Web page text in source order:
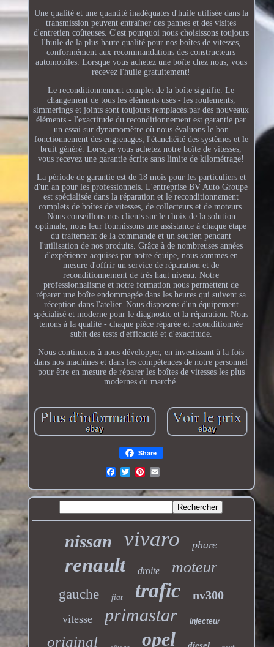
Une qualité et une quantité inadéquates d'huile utilisée dans la
transmission peuvent entraîner des pannes et des visites
d'entretien coûteuses. C'est pourquoi nous choisissons toujours
l'huile de la plus haute qualité pour nos boîtes de vitesses,
conformément aux recommandations des constructeurs
automobiles. Lorsque vous achetez une boîte chez nous, vous
recevez l'huile gratuitement!
Le reconditionnement complet de la boîte signifie. Le
changement de tous les éléments usés - les roulements,
simmerings et joints sont toujours remplacés par des nouveaux
éléments - l'exactitude du reconditionnement est garantie par
un essai sur dynamomètre où nous évaluons le bon
fonctionnement des engrenages, l'étanchéité des systèmes et le
bruit généré. Lorsque vous achetez notre boîte de vitesses,
vous recevez une garantie écrite sans limite de kilométrage!
La période de garantie est de 18 mois pour les particuliers et
d'un an pour les professionnels. L'entreprise BV Auto Groupe
est spécialisée dans la réparation et le reconditionnement
complets de boîtes de vitesses, de collecteurs et de moteurs.
Nous conseillons nos clients sur le choix de la solution
optimale, nous leur fournissons une assistance à chaque étape
du traitement de la commande et un soutien pendant
l'utilisation de nos produits. Grâce à de nombreuses années
d'expérience acquises par notre équipe, nous sommes en
mesure d'offrir un service de réparation et de
reconditionnement de très haut niveau. Notre
professionnalisme et notre formation nous permettent de
réparer une boîte endommagée dans les heures qui suivent sa
réception dans l'atelier. Nous disposons d'un équipement
spécialisé et moderne pour le diagnostic et la réparation. Nous
tenons à la qualité - chaque pièce réparée et reconditionnée
subit des tests d'efficacité et d'exactitude.
Nous continuons à nous développer, en investissant à la fois
dans nos machines et dans les compétences de notre personnel
pour être en mesure de réparer les boîtes de vitesses les plus
modernes du marché.
Share
nissan vivaro phare
renault droite moteur
gauche fiat trafic nv300
vitesse primastar injecteur
original opel diesel